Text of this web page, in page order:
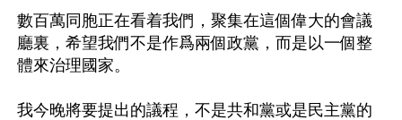
數百萬同胞正在看着我們，聚集在這個偉大的會議
廳裏，希望我們不是作爲兩個政黨，而是以一個整
體來治理國家。
我今晚將要提出的議程，不是共和黨或是民主黨的